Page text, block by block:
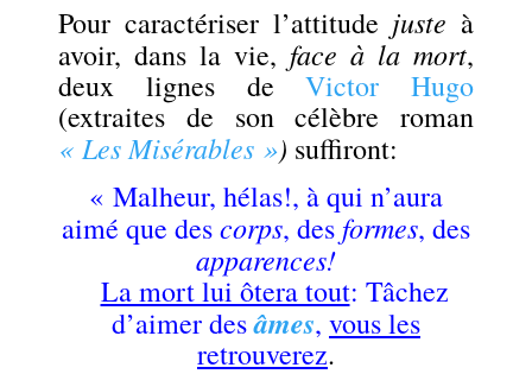
Pour caractériser l’attitude juste à
avoir, dans la vie, face à la mort,
deux lignes deVictor Hugo
(extraites de son célèbre roman
« Les Misérables ») suffiront:
« Malheur, hélas!, à qui n’aura
aimé que descorps, des formes, des
apparences!
La mort lui ôtera tout: Tâchez
d’aimer desâmes, vous les
retrouverez.